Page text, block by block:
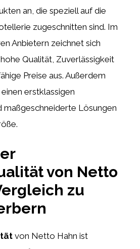
an, die speziell auf die
zugeschnitten sind. Im
Anbietern zeichnet sich
Qualität, Zuverlässigkeit
Preise aus. Außerdem
erstklassigen
maßgeschneiderte Lösungen
von Netto
zu
von Netto Hahn ist